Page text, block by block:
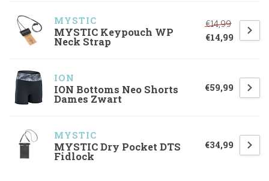
MYSTIC
MYSTIC Keypouch WP
Neck Strap
€14,99
€14,99
ION
ION Bottoms Neo Shorts
Dames Zwart
€59,99
MYSTIC
MYSTIC Dry Pocket DTS
Fidlock
€34,99